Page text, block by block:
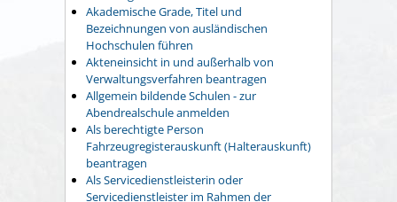
Akademische Grade, Titel und
Bezeichnungen von ausländischen
Hochschulen führen
Akteneinsicht in und außerhalb von
Verwaltungsverfahren beantragen
Allgemein bildende Schulen - zur
Abendrealschule anmelden
Als berechtigte Person
Fahrzeugregisterauskunft (Halterauskunft)
beantragen
Als Servicedienstleisterin oder
Servicedienstleister im Rahmen der